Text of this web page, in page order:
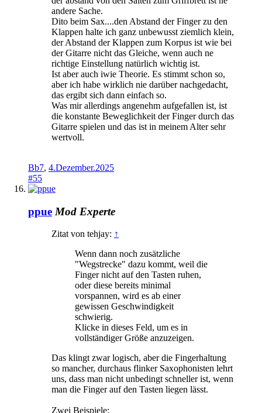
andere Sache.
Dito beim Sax....den Abstand der Finger zu den
Klappen halte ich ganz unbewusst ziemlich klein,
der Abstand der Klappen zum Korpus ist wie bei
der Gitarre nicht das Gleiche, wenn auch ne
richtige Einstellung natürlich wichtig ist.
Ist aber auch iwie Theorie. Es stimmt schon so,
aber ich habe wirklich nie darüber nachgedacht,
das ergibt sich dann einfach so.
Was mir allerdings angenehm aufgefallen ist, ist
die konstante Beweglichkeit der Finger durch das
Gitarre spielen und das ist in meinem Alter sehr
wertvoll.
Bb7, 4.Dezember.2025
#55
ppue Mod Experte
Zitat von tehjay: ↑
Wenn dann noch zusätzliche
"Wegstrecke" dazu kommt, weil die
Finger nicht auf den Tasten ruhen,
oder diese bereits minimal
vorspannen, wird es ab einer
gewissen Geschwindigkeit
schwierig.
Klicke in dieses Feld, um es in
vollständiger Größe anzuzeigen.
Das klingt zwar logisch, aber die Fingerhaltung
so mancher, durchaus flinker Saxophonisten lehrt
uns, dass man nicht unbedingt schneller ist, wenn
man die Finger auf den Tasten liegen lässt.
Zwei Beispiele: